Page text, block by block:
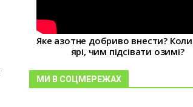
Яке азотне добриво внести? Коли
ярі, чим підсівати озимі?
МИ В СОЦМЕРЕЖАХ